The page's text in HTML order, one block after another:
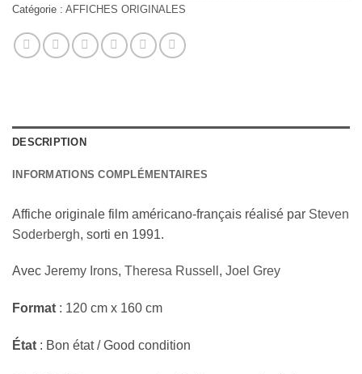
Catégorie : AFFICHES ORIGINALES
DESCRIPTION
INFORMATIONS COMPLÉMENTAIRES
Affiche originale film américano-français réalisé par Steven
Soderbergh, sorti en 1991.
Avec Jeremy Irons, Theresa Russell , Joel Grey
Format : 120 cm x 160 cm
État : Bon état / Good condition